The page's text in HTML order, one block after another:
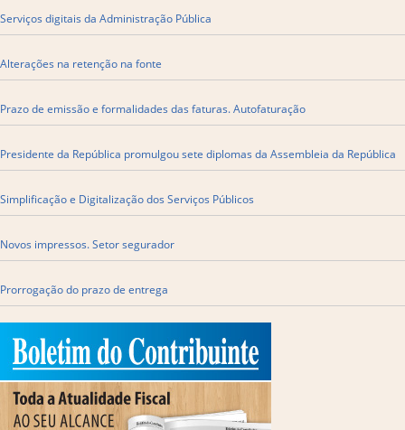
Serviços digitais da Administração Pública
Alterações na retenção na fonte
Prazo de emissão e formalidades das faturas. Autofaturação
Presidente da República promulgou sete diplomas da Assembleia da República
Simplificação e Digitalização dos Serviços Públicos
Novos impressos. Setor segurador
Prorrogação do prazo de entrega